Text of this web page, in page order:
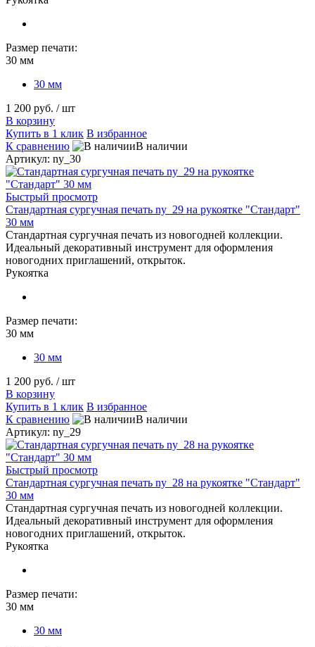
Размер печати:
30 мм
30 мм
1 200 руб. / шт
В корзину
Купить в 1 клик В избранное
К сравнению
В наличии
Артикул: ny_30
Быстрый просмотр
Стандартная сургучная печать ny_29 на рукоятке "Стандарт"
30 мм
Стандартная сургучная печать из новогодней коллекции.
Идеальный декоративный инструмент для оформления
новогодних приглашений, открыток.
Рукоятка
Размер печати:
30 мм
30 мм
1 200 руб. / шт
В корзину
Купить в 1 клик В избранное
К сравнению
В наличии
Артикул: ny_29
Быстрый просмотр
Стандартная сургучная печать ny_28 на рукоятке "Стандарт"
30 мм
Стандартная сургучная печать из новогодней коллекции.
Идеальный декоративный инструмент для оформления
новогодних приглашений, открыток.
Рукоятка
Размер печати:
30 мм
30 мм